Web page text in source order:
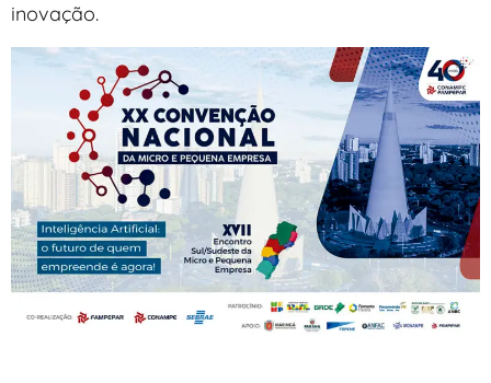
inovação.